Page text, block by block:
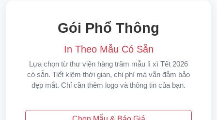
Gói Phổ Thông
In Theo Mẫu Có Sẵn
Lựa chọn từ thư viện hàng trăm mẫu lì xì Tết 2026
có sẵn. Tiết kiệm thời gian, chi phí mà vẫn đảm bảo
đẹp mắt. Chỉ cần thêm logo và thông tin của bạn.